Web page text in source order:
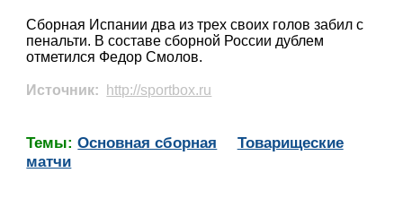
Сборная Испании два из трех своих голов забил с
пенальти. В составе сборной России дублем
отметился Федор Смолов.
Источник: http://sportbox.ru
Темы:Основная сборная
Товарищеские
матчи